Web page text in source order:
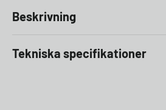
Beskrivning
Tekniska specifikationer